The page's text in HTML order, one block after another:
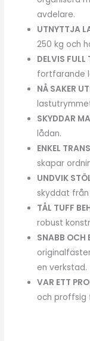
avdelare.
UTNYTTJA
250 kg och
DELVIS
fortfarande
NÅ SAKER
SKYDDAR
lådan.
ENKEL
skapar
UNDVIK
skyddat från
TÅL TUFF
robust
SNABB OCH
en verkstad.
VAR ETT
och proffsig